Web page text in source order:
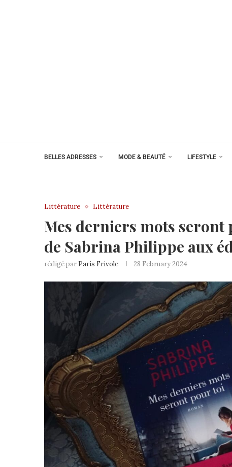
BELLES ADRESSES MODE & BEAUTÉ LIFESTYLE
Littérature Littérature
Mes derniers mots
de Sabrina Philippe aux
rédigé par Paris Frivole 28 February 2024